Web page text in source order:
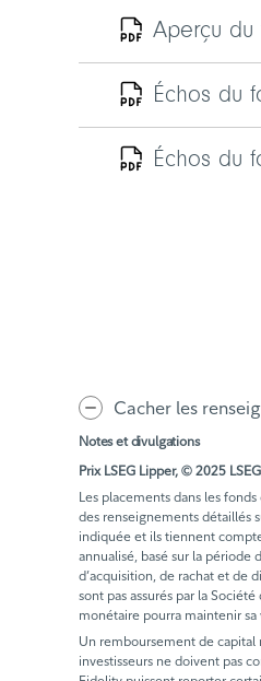
Aperçu du
Échos du
Échos du
Cacher les
Notes et divulgations
Prix LSEG Lipper, © 2025
Les placements dans les
des renseignements détaillés
indiquée et ils tiennent
annualisé, basé sur la
d’acquisition, de rachat et de
sont pas assurés par la
monétaire pourra maintenir
Un remboursement de capital
investisseurs ne doivent pas